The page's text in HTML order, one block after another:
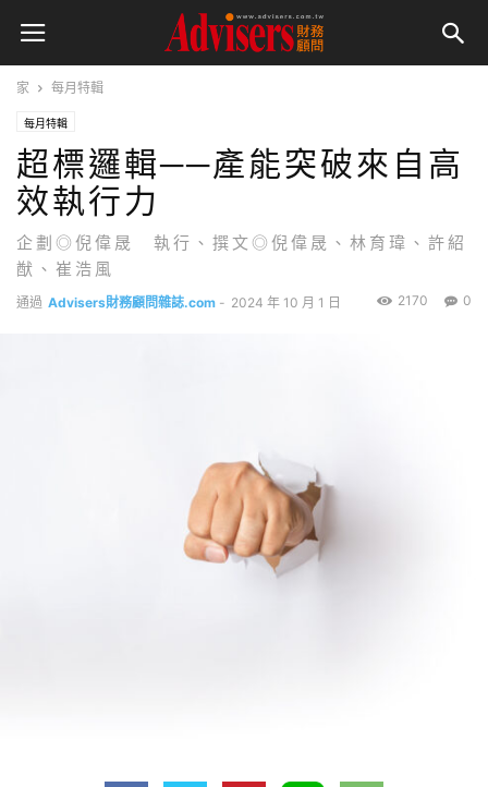
家 每月特輯
每月特輯
超標邏輯──產能突破來自高
效執行力
企劃◎倪偉晟 執行、撰文◎倪偉晟、林育瑋、許紹
猷、崔浩風
通過 Advisers財務顧問雜誌.com - 2024 年 10 月 1 日 0
2170